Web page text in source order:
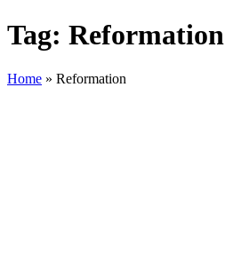
Tag: Reformation
Home » Reformation